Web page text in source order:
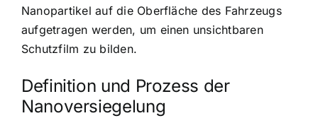
Nanopartikel auf die Oberfläche des Fahrzeugs
aufgetragen werden, um einen unsichtbaren
Schutzfilm zu bilden.
Definition und Prozess der
Nanoversiegelung